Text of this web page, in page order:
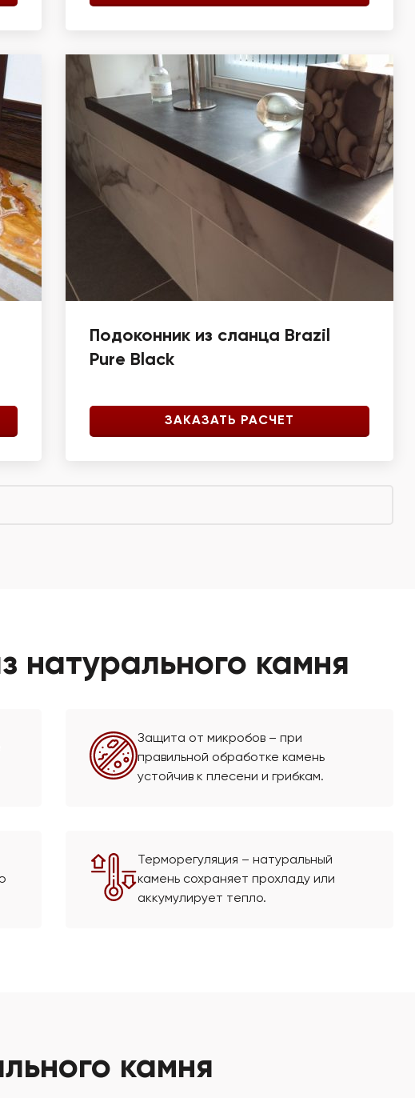
Подоконник из сланца Brazil
Pure Black
ЗАКАЗАТЬ РАСЧЕТ
натурального камня
Защита от микробов – при
правильной обработке камень
устойчив к плесени и грибкам.
Терморегуляция – натуральный
камень сохраняет прохладу или
аккумулирует тепло.
камня